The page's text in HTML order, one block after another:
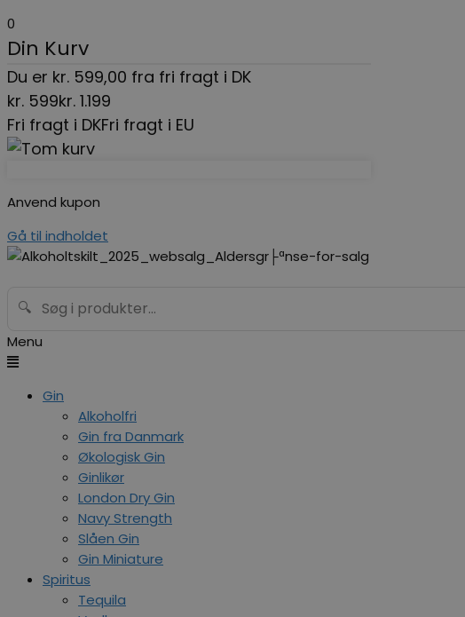
0
Din Kurv
Du er kr. 599,00 fra fri fragt i DK
kr. 599kr. 1.199
Fri fragt i DKFri fragt i EU
Anvend kupon
Gå til indholdet
🔍
Menu
Gin
Alkoholfri
Gin fra Danmark
Økologisk Gin
Ginlikør
London Dry Gin
Navy Strength
Slåen Gin
Gin Miniature
Spiritus
Tequila